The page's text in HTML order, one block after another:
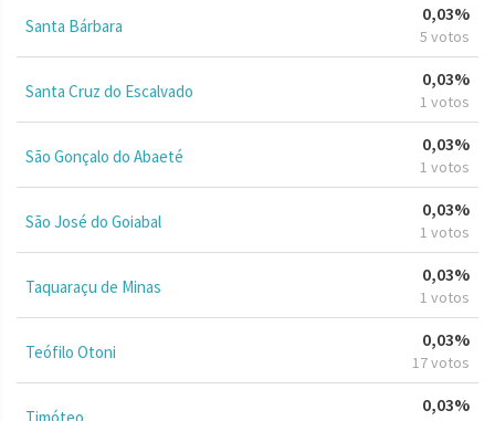
Santa Bárbara
0,03%
5 votos
Santa Cruz do Escalvado
0,03%
1 votos
São Gonçalo do Abaeté
0,03%
1 votos
São José do Goiabal
0,03%
1 votos
Taquaraçu de Minas
0,03%
1 votos
Teófilo Otoni
0,03%
17 votos
0,03%